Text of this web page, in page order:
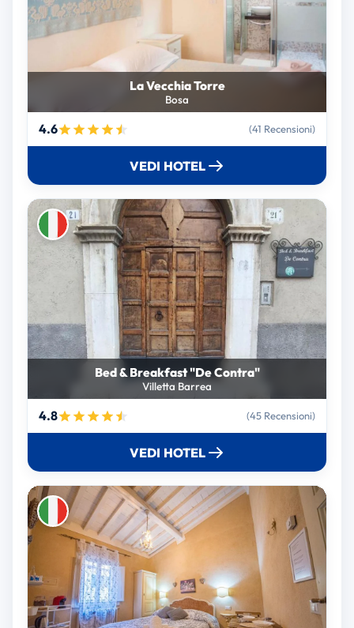
La Vecchia Torre
Bosa
4.6 (41 Recensioni)
VEDI HOTEL
Bed & Breakfast "De Contra"
Villetta Barrea
4.8 (45 Recensioni)
VEDI HOTEL